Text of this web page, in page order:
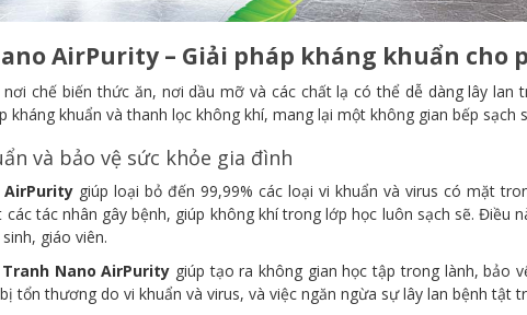
AirPurity – Giải pháp kháng khuẩn cho
nơi chế biến thức ăn, nơi dầu mỡ và các chất lạ có thể dễ dàng lây lan
kháng khuẩn và thanh lọc không khí, mang lại một không gian bếp sạch
và bảo vệ sức khỏe gia đình
AirPurity giúp loại bỏ đến 99,99% các loại vi khuẩn và virus có mặt
tác nhân gây bệnh, giúp không khí trong lớp học luôn sạch sẽ. Điều
giáo viên.
Tranh Nano AirPurity giúp tạo ra không gian học tập trong lành, bảo
tổn thương do vi khuẩn và virus, và việc ngăn ngừa sự lây lan bệnh tật